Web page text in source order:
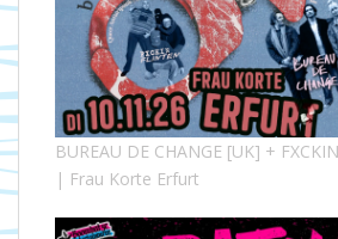
BUREAU DE CHANGE [UK] +
| Frau Korte Erfurt